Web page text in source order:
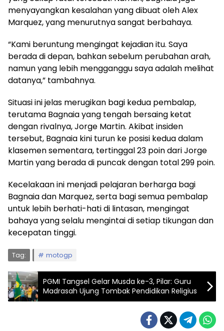
menyayangkan kesalahan yang dibuat oleh Alex
Marquez, yang menurutnya sangat berbahaya.
“Kami beruntung mengingat kejadian itu. Saya
berada di depan, bahkan sebelum perubahan arah,
namun yang lebih mengganggu saya adalah melihat
datanya,” tambahnya.
Situasi ini jelas merugikan bagi kedua pembalap,
terutama Bagnaia yang tengah bersaing ketat
dengan rivalnya, Jorge Martin. Akibat insiden
tersebut, Bagnaia kini turun ke posisi kedua dalam
klasemen sementara, tertinggal 23 poin dari Jorge
Martin yang berada di puncak dengan total 299 poin.
Kecelakaan ini menjadi pelajaran berharga bagi
Bagnaia dan Marquez, serta bagi semua pembalap
untuk lebih berhati-hati di lintasan, mengingat
bahaya yang selalu mengintai di setiap tikungan dan
kecepatan tinggi.
Tag: motogp
PGMI Tangsel Gelar Musda ke-3, Pilar: Guru
Madrasah Ujung Tombak Pendidikan Religius